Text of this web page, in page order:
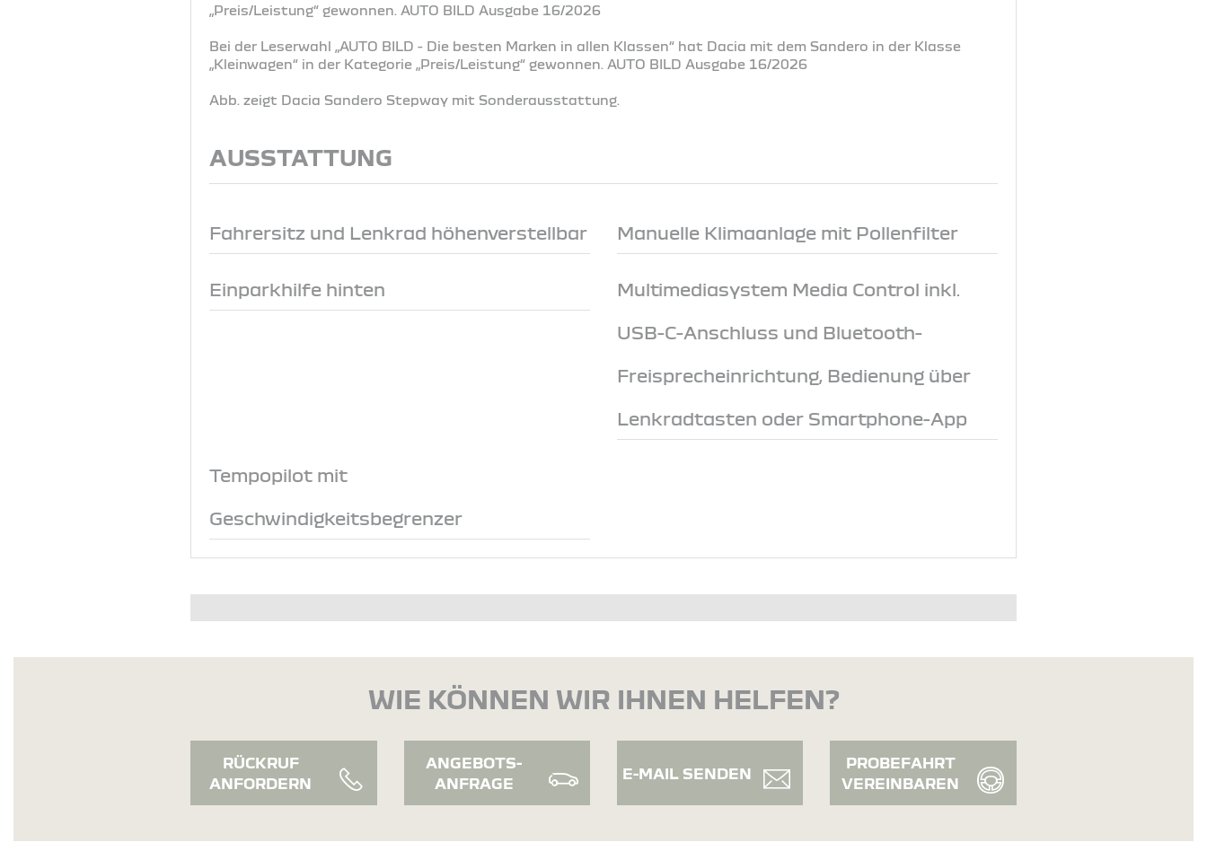
„Preis/Leistung“ gewonnen. AUTO BILD Ausgabe 16/2026
Bei der Leserwahl „AUTO BILD - Die besten Marken in allen Klassen“ hat Dacia mit dem Sandero in der Klasse
„Kleinwagen“ in der Kategorie „Preis/Leistung“ gewonnen. AUTO BILD Ausgabe 16/2026
Abb. zeigt Dacia Sandero Stepway mit Sonderausstattung.
AUSSTATTUNG
Fahrersitz und Lenkrad höhenverstellbar Manuelle Klimaanlage mit Pollenfilter
Einparkhilfe hinten Multimediasystem Media Control inkl.
USB-C-Anschluss und Bluetooth-
Freisprecheinrichtung, Bedienung über
Lenkradtasten oder Smartphone-App
Tempopilot mit
Geschwindigkeitsbegrenzer
WIE KÖNNEN WIR IHNEN HELFEN?
RÜCKRUF
ANFORDERN
ANGEBOTS-
ANFRAGE
E-MAIL SENDEN
PROBEFAHRT
VEREINBAREN